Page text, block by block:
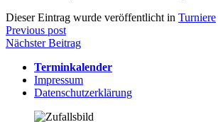
Dieser Eintrag wurde veröffentlicht in Turniere
Beitragsnavigation
Previous post
Nächster Beitrag
Terminkalender
Impressum
Datenschutzerklärung